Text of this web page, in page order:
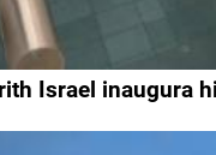
Israel inaugura